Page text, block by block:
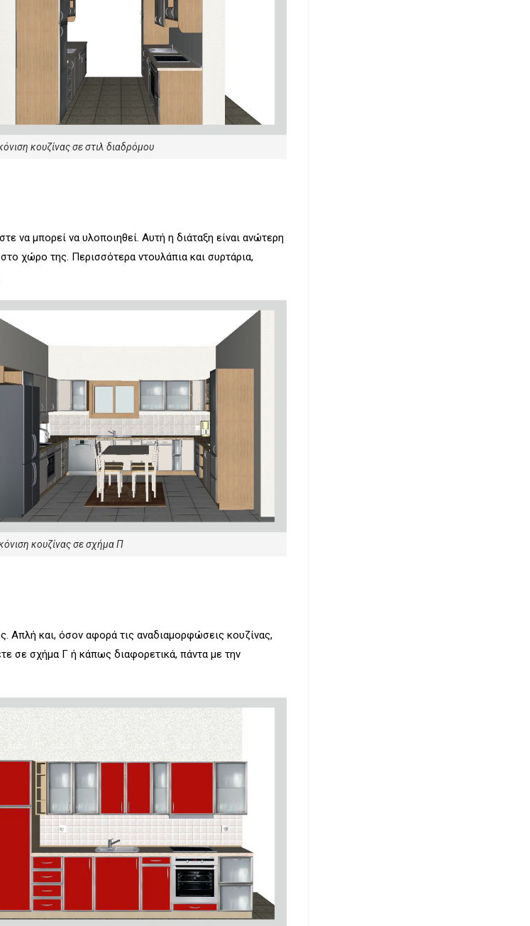
κουζίνας σε στιλ διαδρόμου
να μπορεί να υλοποιηθεί. Αυτή η διάταξη είναι ανώτερη
χώρο της. Περισσότερα ντουλάπια και συρτάρια,
κουζίνας σε σχήμα Π
Απλή και, όσον αφορά τις αναδιαμορφώσεις κουζίνας,
σε σχήμα Γ ή κάπως διαφορετικά, πάντα με την